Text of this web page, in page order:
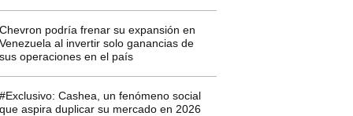
podría frenar su expansión en
al invertir solo ganancias de
operaciones en el país
Cashea, un fenómeno social
aspira duplicar su mercado en 2026